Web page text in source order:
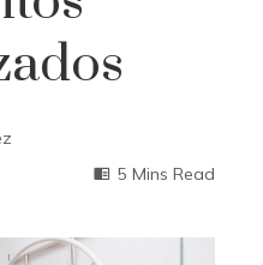
5 Mins Read